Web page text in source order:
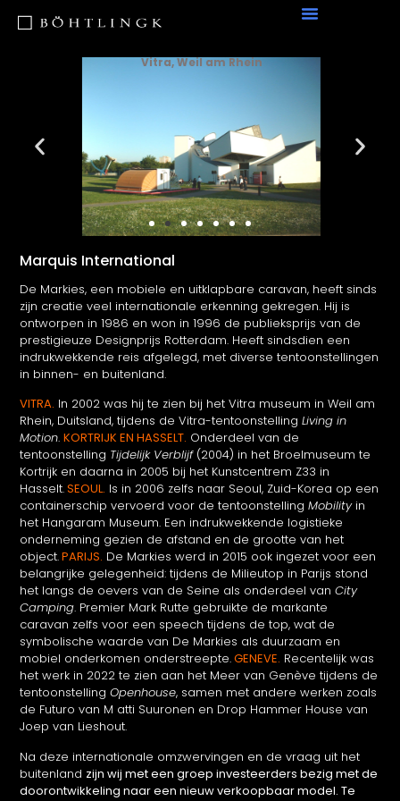
Vitra, Weil am Rhein
Marquis International
De Markies, een mobiele en uitklapbare caravan, heeft sinds
zijn creatie veel internationale erkenning gekregen. Hij is
ontworpen in 1986 en won in 1996 de publieksprijs van de
prestigieuze Designprijs Rotterdam. Heeft sindsdien een
indrukwekkende reis afgelegd, met diverse tentoonstellingen
in binnen- en buitenland.
VITRA. In 2002 was hij te zien bij het Vitra museum in Weil am
Rhein, Duitsland, tijdens de Vitra-tentoonstellingLiving in
Motion.KORTRIJK EN HASSELT. Onderdeel van de
tentoonstelling Tijdelijk Verblijf(2004) in het Broelmuseum te
Kortrijk en daarna in 2005 bij het Kunstcentrem Z33 in
Hasselt.SEOUL. Is in 2006 zelfs naar Seoul, Zuid-Korea op een
containerschip vervoerd voor de tentoonstellingMobilityin
het Hangaram Museum. Een indrukwekkende logistieke
onderneming gezien de afstand en de grootte van het
object.PARIJS. De Markies werd in 2015 ook ingezet voor een
belangrijke gelegenheid: tijdens de Milieutop in Parijs stond
het langs de oevers van de Seine als onderdeel vanCity
Camping. Premier Mark Rutte gebruikte de markante
caravan zelfs voor een speech tijdens de top, wat de
symbolische waarde van De Markies als duurzaam en
mobiel onderkomen onderstreepte.GENEVE. Recentelijk was
het werk in 2022 te zien aan het Meer van Genève tijdens de
tentoonstellingOpenhouse, samen met andere werken zoals
de Futuro van M atti Suuronen en Drop Hammer House van
Joep van Lieshout.
Na deze internationale omzwervingen en de vraag uit het
buitenland zijn wij met een groep investeerders bezig met de
doorontwikkeling naar een nieuw verkoopbaar model. Te